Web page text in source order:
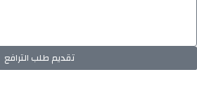
تقديم طلب الترافع